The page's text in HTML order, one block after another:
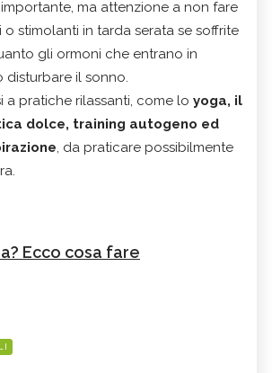
ma attenzione a non fare
o stimolanti in tarda serata se soffrite
gli ormoni che entrano in
il sonno.
a pratiche rilassanti, come lo yoga, il
dolce, training autogeno ed
, da praticare possibilmente
Ecco cosa fare